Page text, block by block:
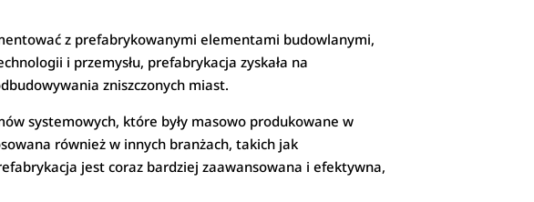
z prefabrykowanymi elementami budowlanymi,
i przemysłu, prefabrykacja zyskała na
zniszczonych miast.
systemowych, które były masowo produkowane w
również w innych branżach, takich jak
jest coraz bardziej zaawansowana i efektywna,